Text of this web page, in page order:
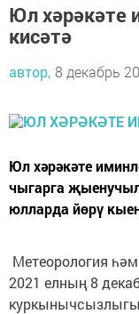
Юл хәрәкәте
кисәтә
автор, 8 декабрь
Юл хәрәкәте
чыгарга
юлларда йөрү
Метеорология
2021 елның 8